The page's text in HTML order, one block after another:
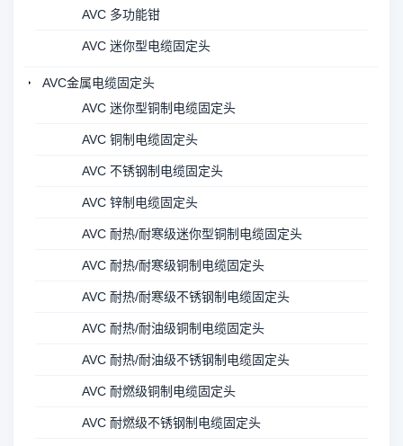
AVC 多功能钳
AVC 迷你型电缆固定头
AVC金属电缆固定头
AVC 迷你型铜制电缆固定头
AVC 铜制电缆固定头
AVC 不锈钢制电缆固定头
AVC 锌制电缆固定头
AVC 耐热/耐寒级迷你型铜制电缆固定头
AVC 耐热/耐寒级铜制电缆固定头
AVC 耐热/耐寒级不锈钢制电缆固定头
AVC 耐热/耐油级铜制电缆固定头
AVC 耐热/耐油级不锈钢制电缆固定头
AVC 耐燃级铜制电缆固定头
AVC 耐燃级不锈钢制电缆固定头